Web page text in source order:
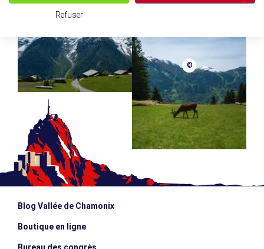
©
Blog Vallée de Chamonix
Boutique en ligne
Refuser